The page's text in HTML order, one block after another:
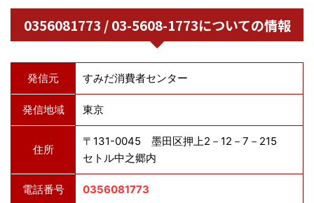
0356081773 / 03-5608-1773についての情報
発信元 すみだ消費者センター
発信地域 東京
住所
〒131-0045 墨田区押上2－12－7－215
セトル中之郷内
電話番号 0356081773